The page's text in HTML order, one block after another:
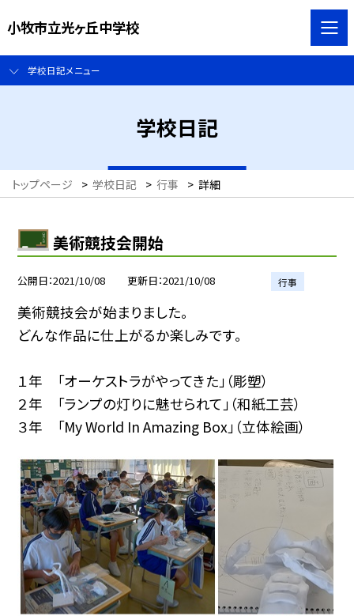
小牧市立光ヶ丘中学校
学校日記メニュー
学校日記
トップページ > 学校日記 > 行事 > 詳細
美術競技会開始
公開日 2021/10/08 更新日 2021/10/08 行事
美術競技会が始まりました。
どんな作品に仕上がるか楽しみです。
１年 「オーケストラがやってきた」（彫塑）
２年 「ランプの灯りに魅せられて」（和紙工芸）
３年 「My World In Amazing Box」（立体絵画）